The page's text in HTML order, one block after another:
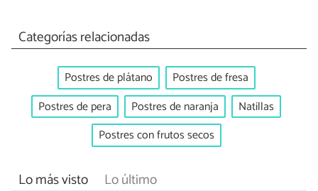
Categorías relacionadas
Postres de plátano
Postres de fresa
Postres de pera
Postres de naranja
Natillas
Postres con frutos secos
Lo más visto Lo último